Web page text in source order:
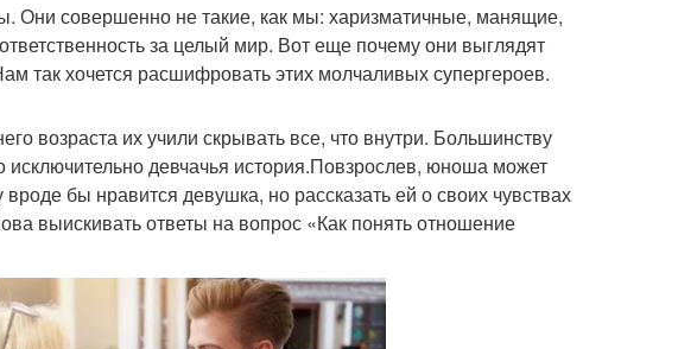
Они совершенно не такие, как мы: харизматичные, манящие,
за целый мир. Вот еще почему они выглядят
так хочется расшифровать этих молчаливых супергероев.
возраста их учили скрывать все, что внутри. Большинству
девчачья история.Повзрослев, юноша может
бы нравится девушка, но рассказать ей о своих чувствах
выискивать ответы на вопрос «Как понять отношение